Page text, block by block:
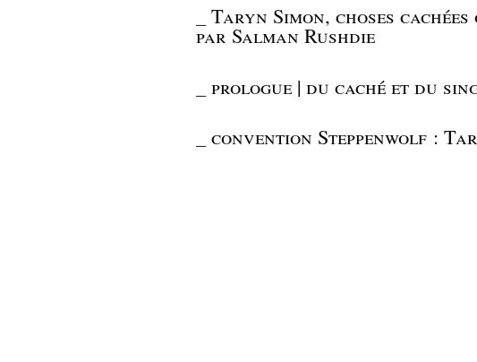
Taryn Simon, choses
par Salman Rushdie
prologue | du caché et du
convention Steppenwolf :